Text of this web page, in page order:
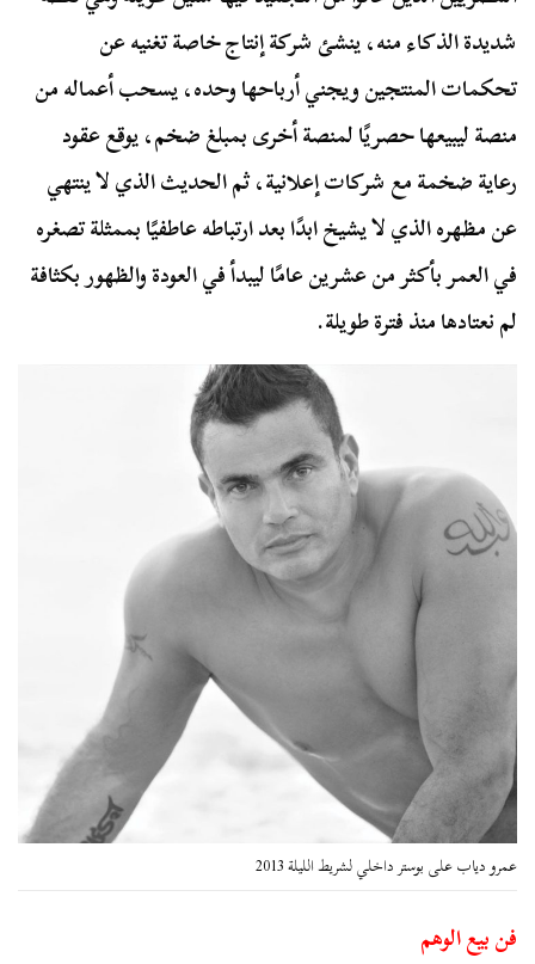
شديدة الذكاء منه، ينشئ شركة إنتاج خاصة تغنيه عن
تحكمات المنتجين ويجني أرباحها وحده، يسحب أعماله من
منصة ليبيعها حصريًا لمنصة أخرى بمبلغ ضخم، يوقع عقود
رعاية ضخمة مع شركات إعلانية، ثم الحديث الذي لا ينتهي
عن مظهره الذي لا يشيخ ابدًا بعد ارتباطه عاطفيًا بممثلة تصغره
في العمر بأكثر من عشرين عامًا ليبدأ في العودة والظهور بكثافة
لم نعتادها منذ فترة طويلة.
عمرو دياب على بوستر داخلي لشريط الليلة 2013
فن بيع الوهم